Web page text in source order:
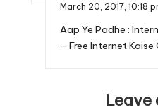
March 20, 2017, 10:18
Aap Ye Padhe :
– Free Internet Kaise
Leave